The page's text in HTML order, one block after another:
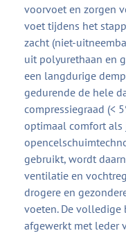
voorvoet en zorgen
voet tijdens het
zacht (niet-
uit polyurethaan en
een langdurige
gedurende de hele
compressiegraad (<
optimaal comfort als
gebruikt, wordt
ventilatie en
drogere en
voeten. De
afgewerkt met leder